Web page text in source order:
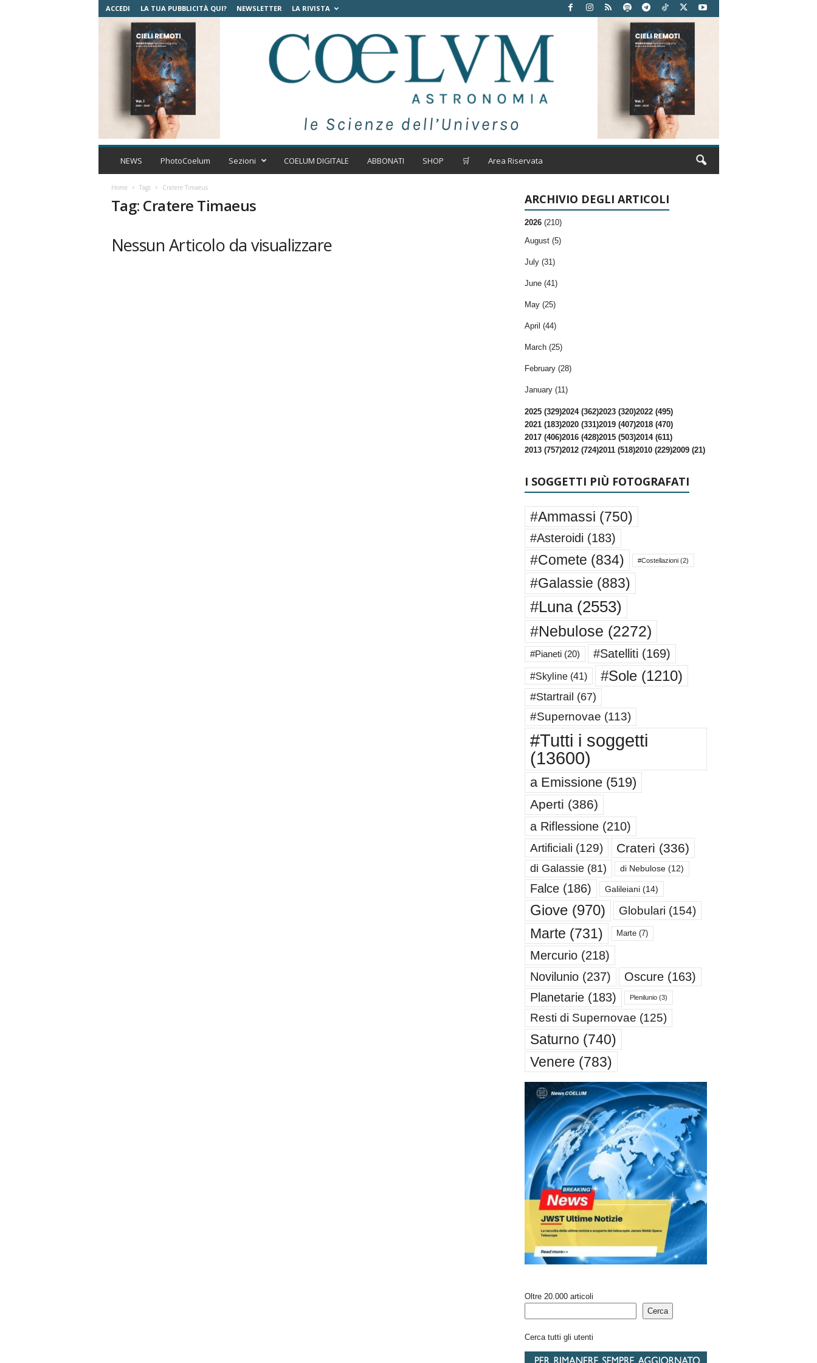
ACCEDI LA TUA PUBBLICITÀ QUI? NEWSLETTER LA RIVISTA
C
m
t
NEWS PhotoCoelum Sezioni COELUM DIGITALE ABBONATI SHOP 🛒 Area Riservata
Home Tags Cratere Timaeus
Tag: Cratere Timaeus
Nessun Articolo da visualizzare
ARCHIVIO DEGLI ARTICOLI
2026 (210)
August (5)
July (31)
June (41)
May (25)
April (44)
March (25)
February (28)
January (11)
2025 (329)2024 (362)2023 (320)2022 (495)
2021 (183)2020 (331)2019 (407)2018 (470)
2017 (406)2016 (428)2015 (503)2014 (611)
2013 (757)2012 (724)2011 (518)2010 (229)2009 (21)
I SOGGETTI PIÙ FOTOGRAFATI
#Ammassi (750)
#Asteroidi (183)
#Comete (834) #Costellazioni(2)
#Galassie (883)
#Luna(2553)
#Nebulose (2272)
#Pianeti(20) #Satelliti (169)
#Skyline(41) #Sole(1210)
#Startrail (67)
#Supernovae (113)
#Tutti i soggetti
(13600)
a Emissione(519)
Aperti (386)
a Riflessione(210)
Artificiali (129) Crateri (336)
di Galassie(81) di Nebulose(12)
Falce(186) Galileiani(14)
Giove(970) Globulari (154)
Marte (731) Marte(7)
Mercurio(218)
Novilunio(237) Oscure(163)
Planetarie(183) Plenilunio(3)
Resti di Supernovae (125)
Saturno (740)
Venere (783)
Oltre 20.000 articoli
Cerca
Cerca tutti gli utenti